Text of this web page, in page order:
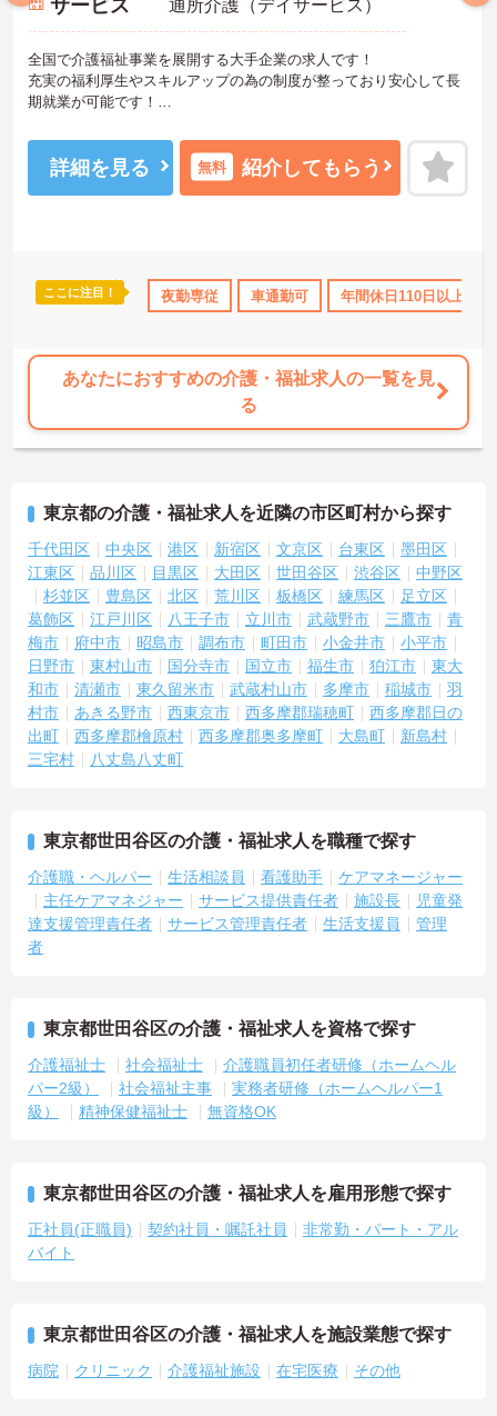
資格取得サポート 研修制度あり 産休･育休･介護休暇取得実
サービス 通所介護（デイサービス）
全国で介護福祉事業を展開する大手企業の求人です！
充実の福利厚生やスキルアップの為の制度が整っており安心して長
期就業が可能です！
すのでお気軽にご相談ください。
詳細を見る 無料 紹介してもらう
ここに注目！ 夜勤専従 車通勤可 年間休日110日以上
あなたにおすすめの介護・福祉求人の一覧を見
る
東京都の介護・福祉求人を近隣の市区町村から探す
千代田区 中央区 港区 新宿区 文京区 台東区
墨田区
江東区
品川区 目黒区 大田区 世田谷区 渋谷区
中野区
杉並区
豊島区 北区 荒川区 板橋区 練馬区
足立区
葛飾区
江戸川区 八王子市 立川市 武蔵野市 三鷹市
青
梅市
府中市 昭島市 調布市 町田市 小金井市
小平市
日野市
東村山市 国分寺市 国立市 福生市 狛江市
東大
和市
清瀬市 東久留米市 武蔵村山市 多摩市 稲城市
羽
村市
あきる野市 西東京市 西多摩郡瑞穂町
西多摩郡日の
出町
西多摩郡檜原村 西多摩郡奥多摩町 大島町
新島村
三宅村
八丈島八丈町
東京都世田谷区の介護・福祉求人を職種で探す
介護職・ヘルパー 生活相談員 看護助手
ケアマネージャー
主任ケアマネジャー
サービス提供責任者 施設長
児童発
達支援管理責任者
サービス管理責任者 生活支援員
管理
者
東京都世田谷区の介護・福祉求人を資格で探す
介護福祉士 社会福祉士
介護職員初任者研修（ホームヘル
パー2級）
社会福祉主事
実務者研修（ホームヘルパー1
級）
精神保健福祉士 無資格OK
東京都世田谷区の介護・福祉求人を雇用形態で探す
正社員(正職員) 契約社員・嘱託社員
非常勤・パート・アル
バイト
東京都世田谷区の介護・福祉求人を施設業態で探す
病院 クリニック 介護福祉施設 在宅医療 その他